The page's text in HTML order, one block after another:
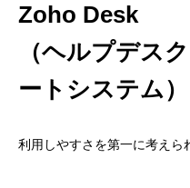
Zoho Desk
（ヘルプデス
ートシステム）
利用しやすさを第一に考えら